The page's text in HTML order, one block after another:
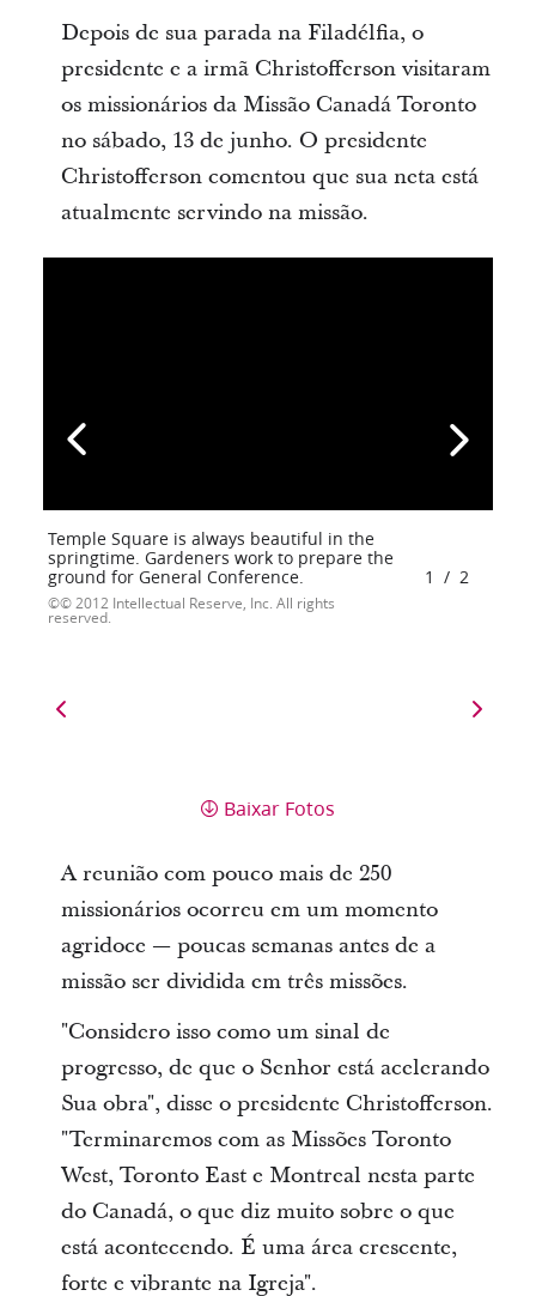
Depois de sua parada na Filadélfia, o
presidente e a irmã Christofferson visitaram
os missionários da Missão Canadá Toronto
no sábado, 13 de junho. O presidente
Christofferson comentou que sua neta está
atualmente servindo na missão.
Temple Square is always beautiful in the
springtime. Gardeners work to prepare the
ground for General Conference.
© 2012 Intellectual Reserve, Inc. All rights
reserved.
1 / 2
Baixar Fotos
A reunião com pouco mais de 250
missionários ocorreu em um momento
agridoce — poucas semanas antes de a
missão ser dividida em três missões.
"Considero isso como um sinal de
progresso, de que o Senhor está acelerando
Sua obra", disse o presidente Christofferson.
"Terminaremos com as Missões Toronto
West, Toronto East e Montreal nesta parte
do Canadá, o que diz muito sobre o que
está acontecendo. É uma área crescente,
forte e vibrante na Igreja".